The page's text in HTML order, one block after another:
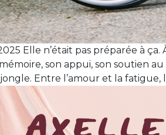
Elle n’était pas préparée à ça.
son appui, son soutien
Entre l’amour et la fatigue,